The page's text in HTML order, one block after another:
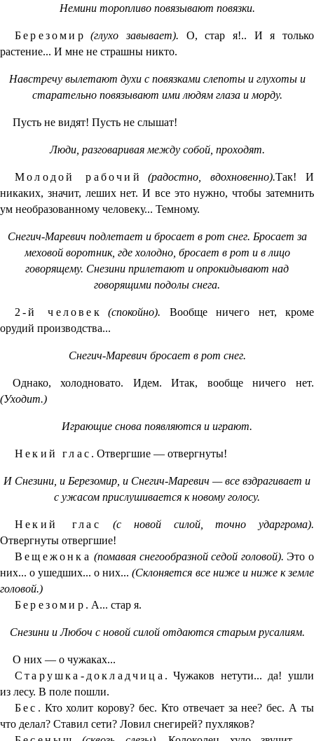
Немини торопливо повязывают повязки.
Березомир (глухо завывает). О, стар я!.. И я только
растение... И мне не страшны никто.
Навстречу вылетают духи с повязками слепоты и глухоты и
старательно повязывают ими людям глаза и морду.
Пусть не видят! Пусть не слышат!
Люди, разговаривая между собой, проходят.
Молодой рабочий (радостно, вдохновенно).Так! И
никаких, значит, леших нет. И все это нужно, чтобы затемнить
ум необразованному человеку... Темному.
Снегич-Маревич подлетает и бросает в рот снег. Бросает за
меховой воротник, где холодно, бросает в рот и в лицо
говорящему. Снезини прилетают и опрокидывают над
говорящими подолы снега.
2-й человек (спокойно). Вообще ничего нет, кроме
орудий производства...
Снегич-Маревич бросает в рот снег.
Однако, холодновато. Идем. Итак, вообще ничего нет.
(Уходит.)
Играющие снова появляются и играют.
Некий глас. Отвергшие — отвергнуты!
И Снезини, и Березомир, и Снегич-Маревич — все вздрагивает и
с ужасом прислушивается к новому голосу.
Некий глас(с новой силой, точно ударгрома).
Отвергнуты отвергшие!
Вещежонка(помавая снегообразной седой головой). Это о
них... о ушедших... о них...(Склоняется все ниже и ниже к земле
головой.)
Березомир. А... стар я.
Снезини и Любоч с новой силой отдаются старым русалиям.
О них — о чужаках...
Старушка-докладчица. Чужаков нетути... да! ушли
из лесу. В поле пошли.
Бес. Кто холит корову? бес. Кто отвечает за нее? бес. А ты
что делал? Ставил сети? Ловил снегирей? пухляков?